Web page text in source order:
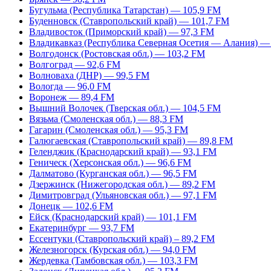
Бугульма (Республика Татарстан) — 105,9 FM
Буденновск (Ставропольский край) — 101,7 FM
Владивосток (Приморский край) — 97,3 FM
Владикавказ (Республика Северная Осетия — Алания)
Волгодонск (Ростовская обл.) — 103,2 FM
Волгоград — 92,6 FM
Волноваха (ДНР) — 99,5 FM
Вологда — 96,0 FM
Воронеж — 89,4 FM
Вышний Волочек (Тверская обл.) — 104,5 FM
Вязьма (Смоленская обл.) — 88,3 FM
Гагарин (Смоленская обл.) — 95,3 FM
Галюгаевская (Ставропольский край) — 89,8 FM
Геленджик (Краснодарский край) — 93,1 FM
Геническ (Херсонская обл.) — 96,6 FM
Далматово (Курганская обл.) — 96,5 FM
Дзержинск (Нижегородская обл.) — 89,2 FM
Димитровград (Ульяновская обл.) — 97,1 FM
Донецк — 102,6 FM
Ейск (Краснодарский край) — 101,1 FM
Екатеринбург — 93,7 FM
Ессентуки (Ставропольский край) – 89,2 FM
Железногорск (Курская обл.) — 94,0 FM
Жердевка (Тамбовская обл.) — 103,3 FM